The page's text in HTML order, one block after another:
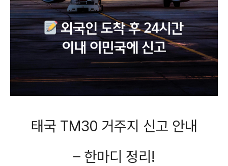
태국 TM30 거주지 신고 안내
– 한마디 정리!